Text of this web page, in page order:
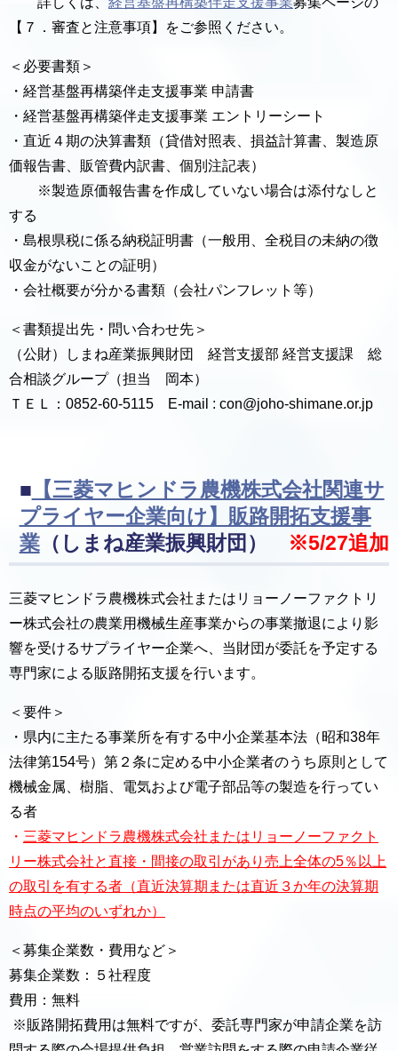
【７．審査と注意事項】をご参照ください。
＜必要書類＞
・経営基盤再構築伴走支援事業 申請書
・経営基盤再構築伴走支援事業 エントリーシート
・直近４期の決算書類（貸借対照表、損益計算書、製造原
価報告書、販管費内訳書、個別注記表）
※製造原価報告書を作成していない場合は添付なしと
する
・島根県税に係る納税証明書（一般用、全税目の未納の徴
収金がないことの証明）
・会社概要が分かる書類（会社パンフレット等）
＜書類提出先・問い合わせ先＞
（公財）しまね産業振興財団 経営支援部 経営支援課 総
合相談グループ（担当 岡本）
ＴＥＬ：0852-60-5115 E-mail : con@joho-shimane.or.jp
■ 【三菱マヒンドラ農機株式会社関連サ
プライヤー企業向け】販路開拓支援事
業（しまね産業振興財団） ※5/27追加
三菱マヒンドラ農機株式会社またはリョーノーファクトリ
ー株式会社の農業用機械生産事業からの事業撤退により影
響を受けるサプライヤー企業へ、当財団が委託を予定する
専門家による販路開拓支援を行います。
＜要件＞
・県内に主たる事業所を有する中小企業基本法（昭和38年
法律第154号）第２条に定める中小企業者のうち原則として
機械金属、樹脂、電気および電子部品等の製造を行ってい
る者
・ 三菱マヒンドラ農機株式会社またはリョーノーファクト
リー株式会社と直接・間接の取引があり売上全体の5％以上
の取引を有する者（直近決算期または直近３か年の決算期
時点の平均のいずれか）
＜募集企業数・費用など＞
募集企業数：５社程度
費用：無料
※販路開拓費用は無料ですが、委託専門家が申請企業を訪